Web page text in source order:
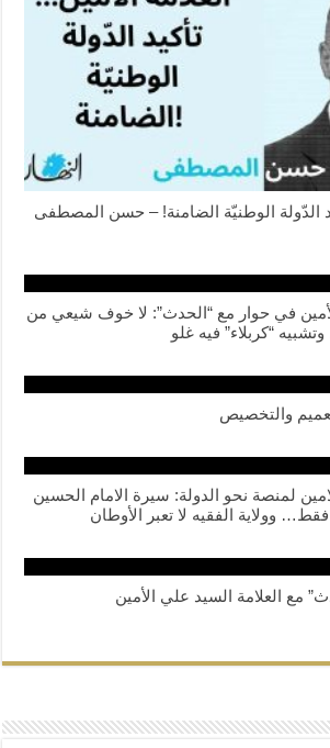
الدّولة الوطنيّة الضامنة! – حسن المصطفى
في حوار مع “الحدث”: لا خوف شيعي من
“كربلاء” فيه غلو
والتخصيص
لمنصة نحو الدولة: سيرة الامام الحسين
وولاية الفقيه لا تعبر الأوطان
مع العلامة السيد علي الأمين